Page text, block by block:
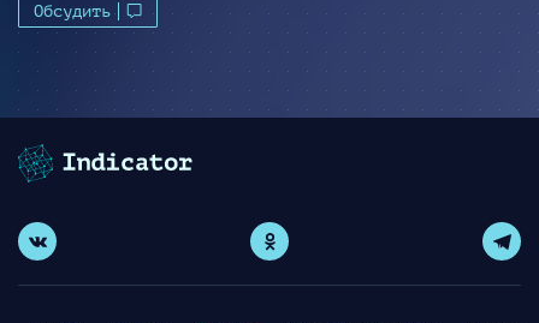
Обсудить